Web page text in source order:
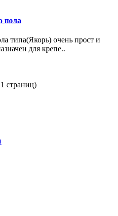
пола
типа(Якорь) очень прост и
для крепе..
страниц)